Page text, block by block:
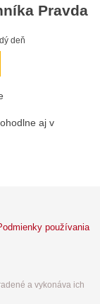
Pravda
deň
aj v
používania
a vykonáva ich